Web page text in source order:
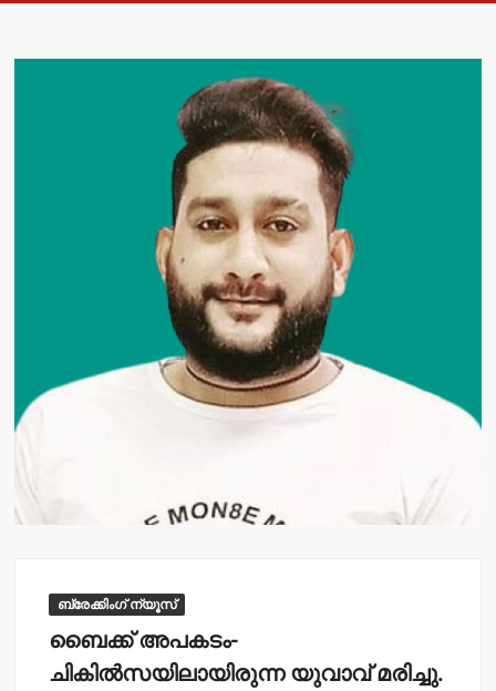
ബ്രേക്കിംഗ് ന്യൂസ്
ബൈക്ക് അപകടം-
ചികില്‍സയിലായിരുന്ന യുവാവ് മരിച്ചു.